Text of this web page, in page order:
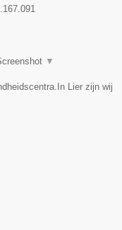
▼
Lier zijn wij